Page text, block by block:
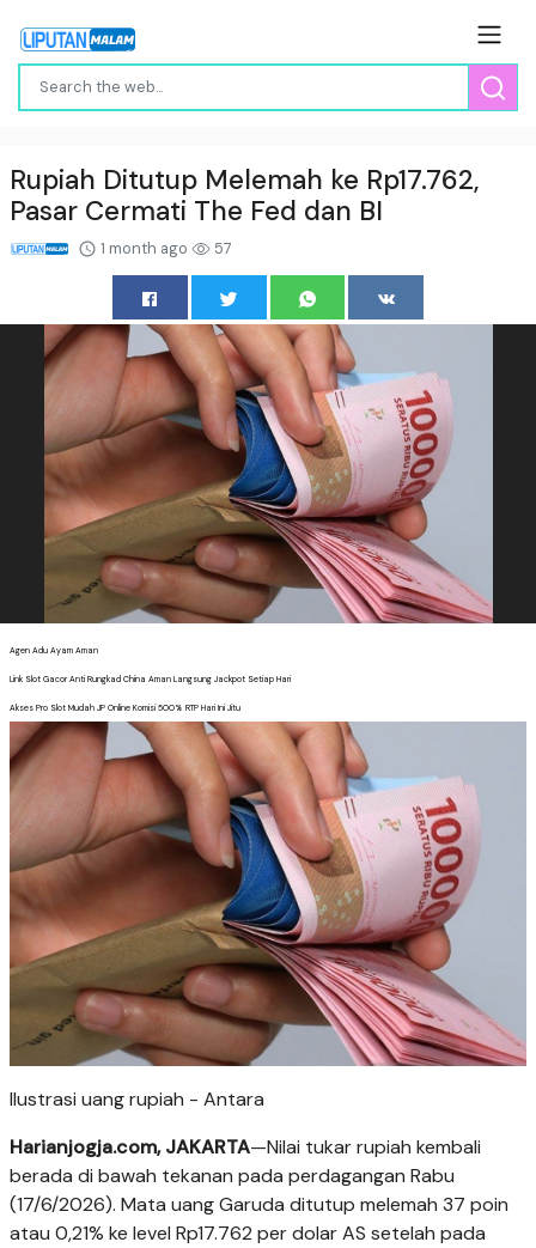
Rupiah Ditutup Melemah ke Rp17.762,
Pasar Cermati The Fed dan BI
1 month ago 57
Agen Adu Ayam Aman
Link Slot Gacor Anti Rungkad China Aman Langsung Jackpot Setiap Hari
Akses Pro Slot Mudah JP Online Komisi 500% RTP Hari Ini Jitu
Ilustrasi uang rupiah - Antara
Harianjogja.com, JAKARTA—Nilai tukar rupiah kembali
berada di bawah tekanan pada perdagangan Rabu
(17/6/2026). Mata uang Garuda ditutup melemah 37 poin
atau 0,21% ke level Rp17.762 per dolar AS setelah pada